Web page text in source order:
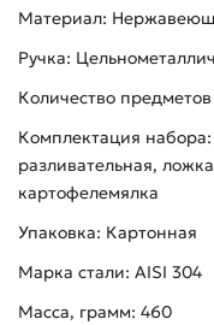
Материал:
Ручка:
Количество
Комплектация
разливательная,
картофелемялка
Упаковка: Картонная
Марка стали: AISI 304
Масса, грамм: 460